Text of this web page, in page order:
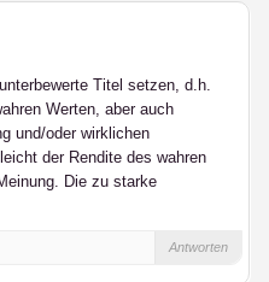
Titel setzen, d.h.
Werten, aber auch
und/oder wirklichen
der Rendite des wahren
Die zu starke
Antworten